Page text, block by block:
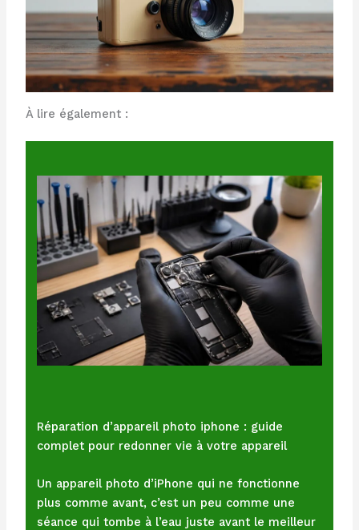
À lire également :
Réparation d’appareil photo iphone : guide
complet pour redonner vie à votre appareil
Un appareil photo d’iPhone qui ne fonctionne
plus comme avant, c’est un peu comme une
séance qui tombe à l’eau juste avant le meilleur